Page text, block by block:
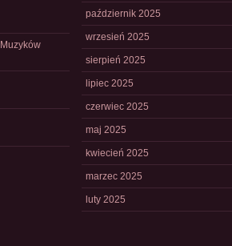
październik 2025
wrzesień 2025
sierpień 2025
lipiec 2025
czerwiec 2025
maj 2025
kwiecień 2025
marzec 2025
luty 2025